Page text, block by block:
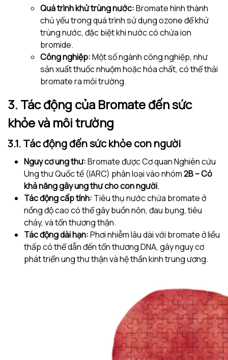
Quá trình khử trùng nước:Bromate hình thành
chủ yếu trong quá trình sử dụng ozone để khử
trùng nước, đặc biệt khi nước có chứa ion
bromide.
Công nghiệp:Một số ngành công nghiệp, như
sản xuất thuốc nhuộm hoặc hóa chất, có thể thải
bromate ra môi trường.
3. Tác động của Bromate đến sức
khỏe và môi trường
3.1. Tác động đến sức khỏe con người
Nguy cơ ung thư:Bromate được Cơ quan Nghiên cứu
Ung thư Quốc tế (IARC) phân loại vào nhóm2B – Có
khả năng gây ung thư cho con người.
Tác động cấp tính: Tiêu thụ nước chứa bromate ở
nồng độ cao có thể gây buồn nôn, đau bụng, tiêu
chảy, và tổn thương thận.
Tác động dài hạn:Phơi nhiễm lâu dài với bromate ở liều
thấp có thể dẫn đến tổn thương DNA, gây nguy cơ
phát triển ung thư thận và hệ thần kinh trung ương.